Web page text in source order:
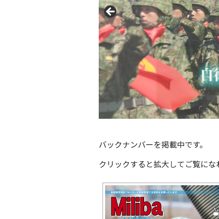
バックナンバーを掲載中です。
クリックすると拡大してご覧にな